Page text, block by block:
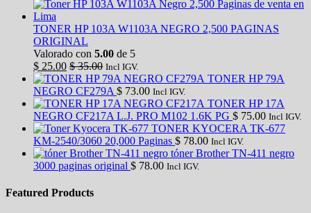
TONER HP 103A W1103A NEGRO 2,500 PAGINAS
ORIGINAL
Valorado con 5.00 de 5
$ 25.00 $35.00 Incl IGV.
TONER HP 79A
NEGRO CF279A $ 73.00 Incl IGV.
TONER HP 17A
NEGRO CF217A L.J. PRO M102 1.6K PG $ 75.00 Incl IGV.
TONER KYOCERA TK-677
KM-2540/3060 20,000 Paginas $ 78.00 Incl IGV.
tóner Brother TN-411 negro
3000 paginas original $ 78.00 Incl IGV.
Featured Products